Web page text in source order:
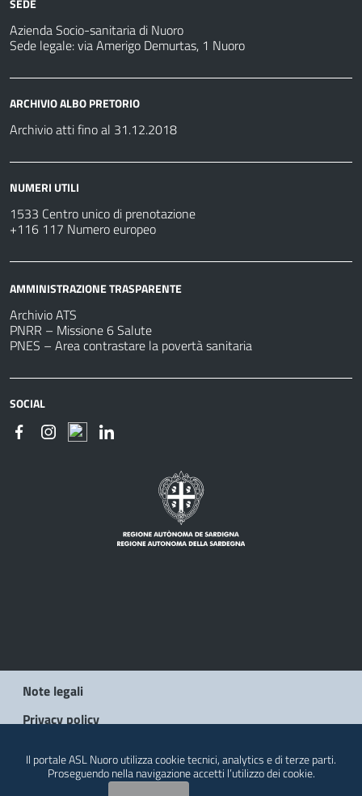
SEDE
Azienda Socio-sanitaria di Nuoro
Sede legale: via Amerigo Demurtas, 1 Nuoro
ARCHIVIO ALBO PRETORIO
Archivio atti fino al 31.12.2018
NUMERI UTILI
1533 Centro unico di prenotazione
+116 117 Numero europeo
AMMINISTRAZIONE TRASPARENTE
Archivio ATS
PNRR – Missione 6 Salute
PNES – Area contrastare la povertà sanitaria
SOCIAL
Note legali
Privacy policy
Contatti
Il portale ASL Nuoro utilizza cookie tecnici, analytics e di terze parti.
Proseguendo nella navigazione accetti l’utilizzo dei cookie.